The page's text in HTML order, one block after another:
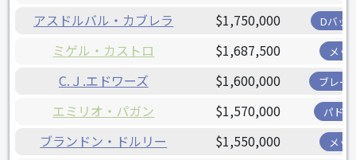
アスドルバル・カブレラ $1,750,000 Dバッ
ミゲル・カストロ $1,687,500 メッ
C.Ｊ.エドワーズ $1,600,000 ブレー
エミリオ・パガン $1,570,000 パド
ブランドン・ドルリー $1,550,000 メッ